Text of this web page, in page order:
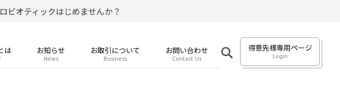
ビオティックはじめませんか？
は お知らせ
News
お取引について
Business
お問い合わせ
Contact Us
得意先様専用ページ
Login